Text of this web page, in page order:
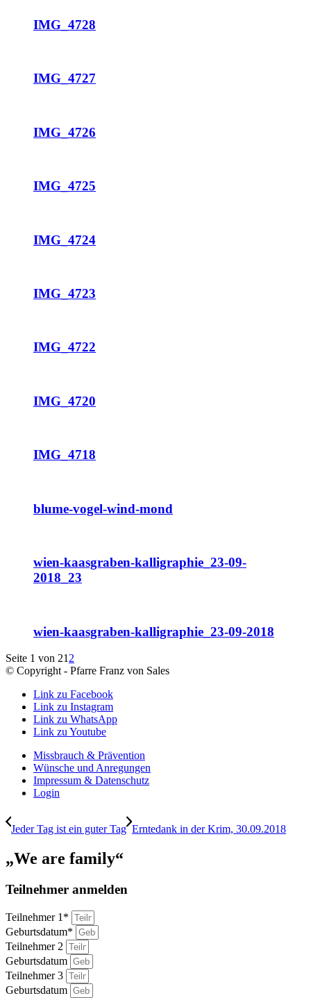
IMG_4728
IMG_4727
IMG_4726
IMG_4725
IMG_4724
IMG_4723
IMG_4722
IMG_4720
IMG_4718
blume-vogel-wind-mond
wien-kaasgraben-kalligraphie_23-09-
2018_23
wien-kaasgraben-kalligraphie_23-09-2018
Seite 1 von 21 2
© Copyright - Pfarre Franz von Sales
Link zu Facebook
Link zu Instagram
Link zu WhatsApp
Link zu Youtube
Missbrauch & Prävention
Wünsche und Anregungen
Impressum & Datenschutz
Login
Jeder Tag ist ein guter Tag Erntedank in der Krim, 30.09.2018
„We are family“
Teilnehmer anmelden
Teilnehmer 1*
Geburtsdatum*
Teilnehmer 2
Geburtsdatum
Teilnehmer 3
Geburtsdatum